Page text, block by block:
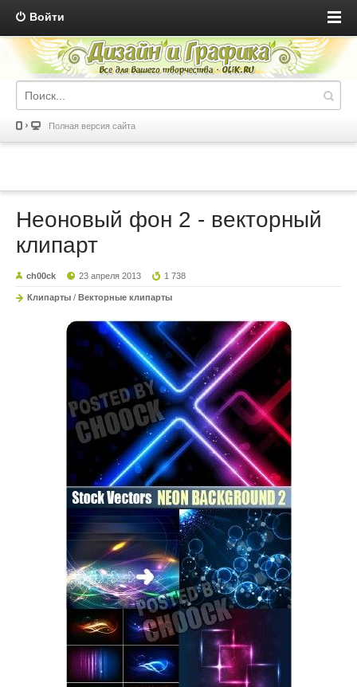
Войти
Полная версия сайта
Неоновый фон 2 - векторный
клипарт
ch00ck 23 апреля 2013 1 738
Клипарты / Векторные клипарты